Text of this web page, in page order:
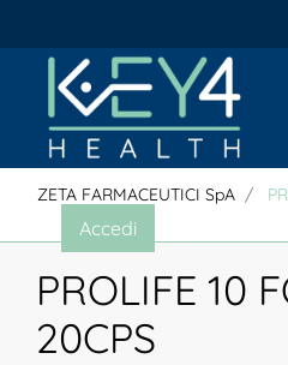
Accedi
ZETA FARMACEUTICI SpA
PROLIFE 10
20CPS